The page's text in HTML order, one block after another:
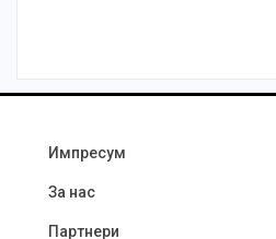
Импресум
За нас
Партнери